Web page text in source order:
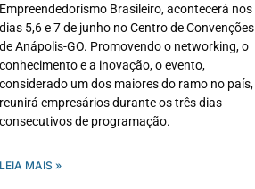
Empreendedorismo Brasileiro, acontecerá nos
dias 5,6 e 7 de junho no Centro de Convenções
de Anápolis-GO. Promovendo o networking, o
conhecimento e a inovação, o evento,
considerado um dos maiores do ramo no país,
reunirá empresários durante os três dias
consecutivos de programação.
LEIA MAIS »